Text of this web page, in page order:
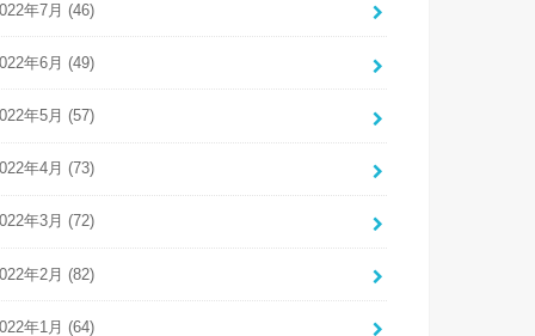
年7月 (46)
年6月 (49)
年5月 (57)
年4月 (73)
年3月 (72)
年2月 (82)
年1月 (64)